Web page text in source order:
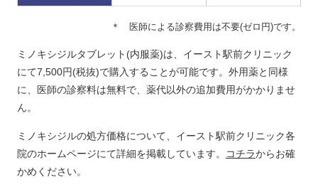
＊ 医師による診察費用は不要(ゼロ円)です。
ミノキシジルタブレット(内服薬)は、イースト駅前クリニック
にて7,500円(税抜)で購入することが可能です。外用薬と同様
に、医師の診察料は無料で、薬代以外の追加費用がかかりませ
ん。
ミノキシジルの処方価格について、イースト駅前クリニック各
院のホームページにて詳細を掲載しています。
コチラからお確
かめください。